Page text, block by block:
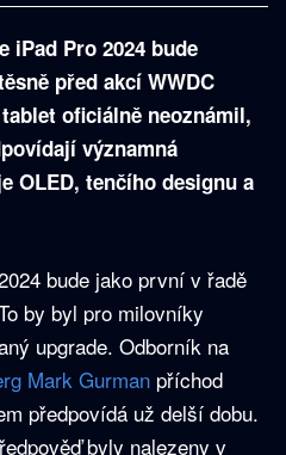
iPad Pro 2024 bude
před akcí WWDC
oficiálně neoznámil,
významná
OLED, tenčího designu a
bude jako první v řadě
by byl pro milovníky
upgrade. Odborník na
Mark Gurman příchod
předpovídá už delší dobu.
byly nalezeny v